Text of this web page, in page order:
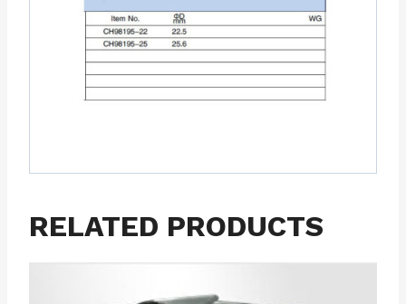
RELATED PRODUCTS